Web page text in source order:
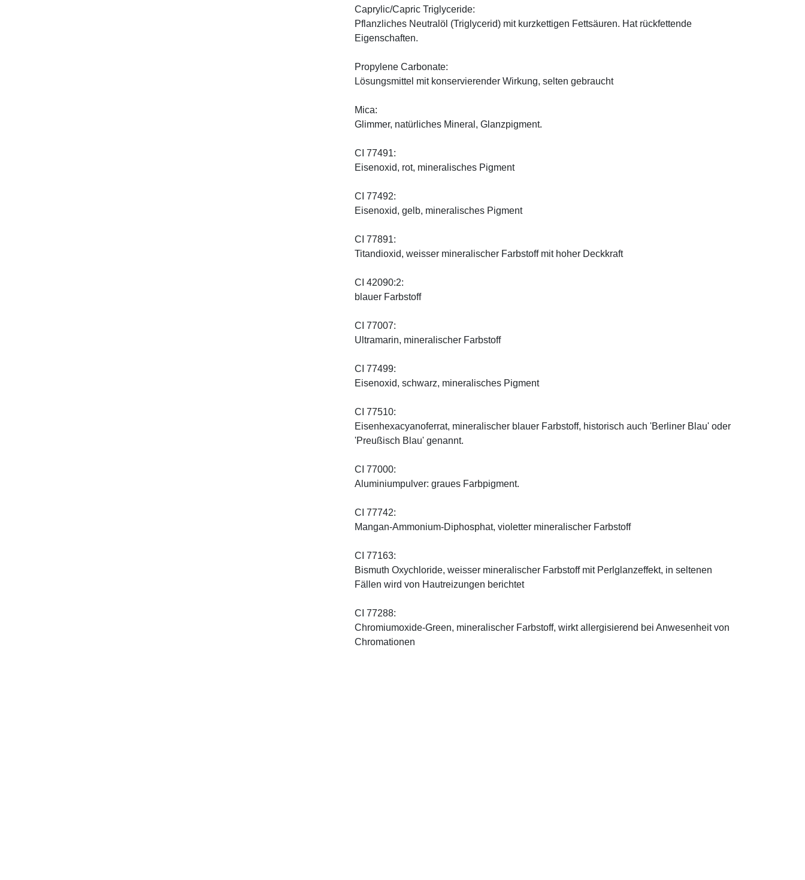
Caprylic/Capric Triglyceride:
Pflanzliches Neutralöl (Triglycerid) mit kurzkettigen Fettsäuren. Hat rückfettende
Eigenschaften.
Propylene Carbonate:
Lösungsmittel mit konservierender Wirkung, selten gebraucht
Mica:
Glimmer, natürliches Mineral, Glanzpigment.
CI 77491:
Eisenoxid, rot, mineralisches Pigment
CI 77492:
Eisenoxid, gelb, mineralisches Pigment
CI 77891:
Titandioxid, weisser mineralischer Farbstoff mit hoher Deckkraft
CI 42090:2:
blauer Farbstoff
CI 77007:
Ultramarin, mineralischer Farbstoff
CI 77499:
Eisenoxid, schwarz, mineralisches Pigment
CI 77510:
Eisenhexacyanoferrat, mineralischer blauer Farbstoff, historisch auch 'Berliner Blau' oder
'Preußisch Blau' genannt.
CI 77000:
Aluminiumpulver: graues Farbpigment.
CI 77742:
Mangan-Ammonium-Diphosphat, violetter mineralischer Farbstoff
CI 77163:
Bismuth Oxychloride, weisser mineralischer Farbstoff mit Perlglanzeffekt, in seltenen
Fällen wird von Hautreizungen berichtet
CI 77288:
Chromiumoxide-Green, mineralischer ­Farbstoff, wirkt allergisierend bei Anwesenheit von
Chromationen